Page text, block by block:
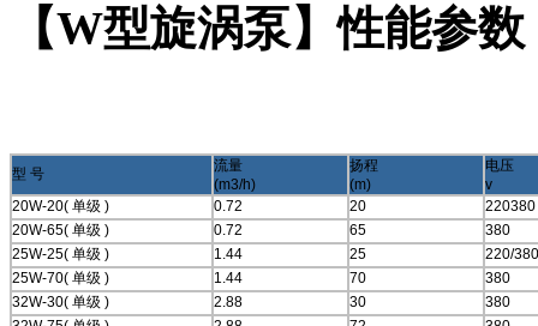
【W型旋涡泵】性能参数
型 号
流量
(m3/h)
扬程
(m)
电压
v
20W-20(单级 ) 0.72 20
220380
20W-65(单级 ) 0.72 65
380
25W-25(单级 ) 1.44 25
220/
25W-70(单级 ) 1.44 70
380
32W-30(单级 ) 2.88 30
380